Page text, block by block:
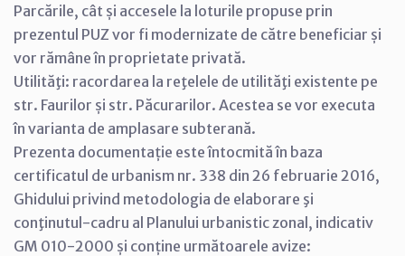
Parcările, cât și accesele la loturile propuse prin
prezentul PUZ vor fi modernizate de către beneficiar și
vor rămâne în proprietate privată.
Utilităţi: racordarea la reţelele de utilităţi existente pe
str. Faurilor și str. Păcurarilor. Acestea se vor executa
în varianta de amplasare subterană.
Prezenta documentație este întocmită în baza
certificatul de urbanism nr. 338 din 26 februarie 2016,
Ghidului privind metodologia de elaborare şi
conţinutul-cadru al Planului urbanistic zonal, indicativ
GM 010-2000 și conține următoarele avize: